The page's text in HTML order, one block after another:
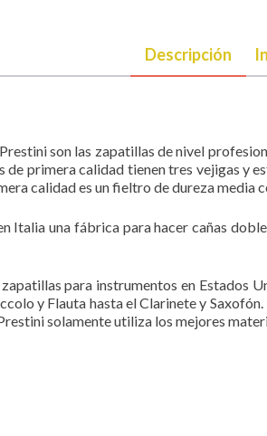
Descripción
son las zapatillas de nivel
primera calidad tienen tres vejigas y
calidad es un fieltro de dureza media
Italia una fábrica para hacer cañas
para instrumentos en Estados
y Flauta hasta el Clarinete y
solamente utiliza los mejores